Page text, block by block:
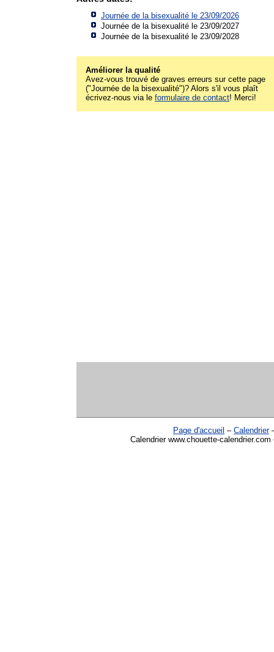
Journée de la bisexualité le 23/09/2026
Journée de la bisexualité le 23/09/2027
Journée de la bisexualité le 23/09/2028
Améliorer la qualité
Avez-vous trouvé de graves erreurs sur cette page
("Journée de la bisexualité")? Alors s'il vous plaît
écrivez-nous via le formulaire de contact! Merci!
Page d'accueil – Calendrier
Calendrier www.chouette-